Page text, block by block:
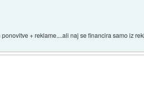
+ reklame....ali naj se financira samo iz